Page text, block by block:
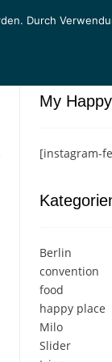
My
[instagram-
Berlin
convention
food
happy place
Milo
Slider
Durch